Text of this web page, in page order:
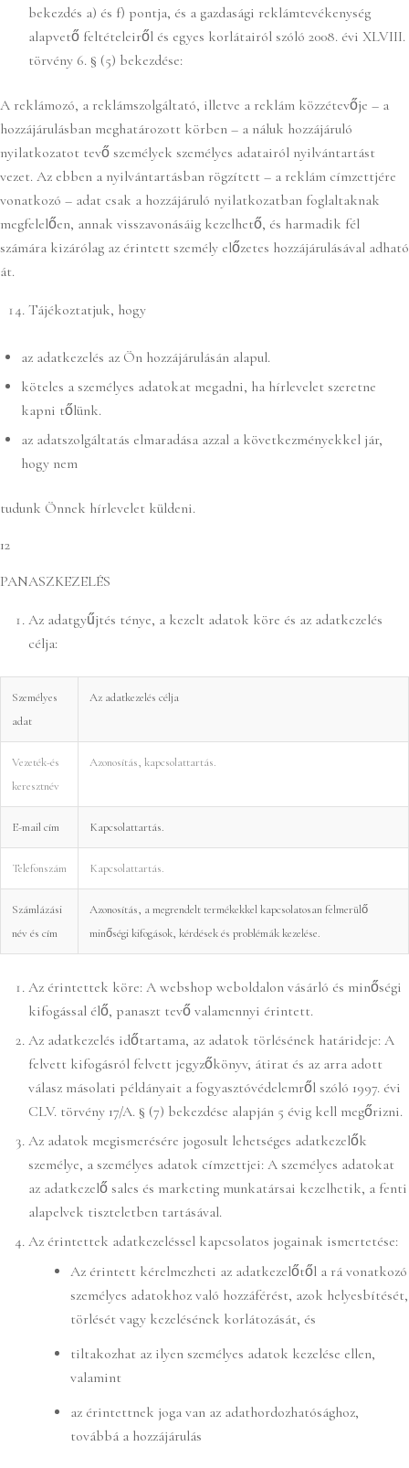
bekezdés a) és f) pontja, és a gazdasági reklámtevékenység
alapvető feltételeiről és egyes korlátairól szóló 2008. évi XLVIII.
törvény 6. § (5) bekezdése:
A reklámozó, a reklámszolgáltató, illetve a reklám közzétevője – a
hozzájárulásban meghatározott körben – a náluk hozzájáruló
nyilatkozatot tevő személyek személyes adatairól nyilvántartást
vezet. Az ebben a nyilvántartásban rögzített – a reklám címzettjére
vonatkozó – adat csak a hozzájáruló nyilatkozatban foglaltaknak
megfelelően, annak visszavonásáig kezelhető, és harmadik fél
számára kizárólag az érintett személy előzetes hozzájárulásával adható
át.
Tájékoztatjuk, hogy
az adatkezelés az Ön hozzájárulásán alapul.
köteles a személyes adatokat megadni, ha hírlevelet szeretne
kapni tőlünk.
az adatszolgáltatás elmaradása azzal a következményekkel jár,
hogy nem
tudunk Önnek hírlevelet küldeni.
12
PANASZKEZELÉS
Az adatgyűjtés ténye, a kezelt adatok köre és az adatkezelés
célja:
Személyes
adat
Az adatkezelés célja
Vezeték-és
keresztnév
Azonosítás, kapcsolattartás.
E-mail cím Kapcsolattartás.
Telefonszám Kapcsolattartás.
Számlázási
név és cím
Azonosítás, a megrendelt termékekkel kapcsolatosan felmerülő
minőségi kifogások, kérdések és problémák kezelése.
Az érintettek köre: A webshop weboldalon vásárló és minőségi
kifogással élő, panaszt tevő valamennyi érintett.
Az adatkezelés időtartama, az adatok törlésének határideje: A
felvett kifogásról felvett jegyzőkönyv, átirat és az arra adott
válasz másolati példányait a fogyasztóvédelemről szóló 1997. évi
CLV. törvény 17/A. § (7) bekezdése alapján 5 évig kell megőrizni.
Az adatok megismerésére jogosult lehetséges adatkezelők
személye, a személyes adatok címzettjei: A személyes adatokat
az adatkezelő sales és marketing munkatársai kezelhetik, a fenti
alapelvek tiszteletben tartásával.
Az érintettek adatkezeléssel kapcsolatos jogainak ismertetése:
Az érintett kérelmezheti az adatkezelőtől a rá vonatkozó
személyes adatokhoz való hozzáférést, azok helyesbítését,
törlését vagy kezelésének korlátozását, és
tiltakozhat az ilyen személyes adatok kezelése ellen,
valamint
az érintettnek joga van az adathordozhatósághoz,
továbbá a hozzájárulás